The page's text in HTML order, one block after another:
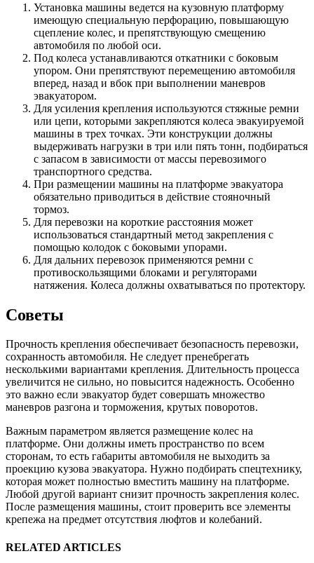
Установка машины ведется на кузовную платформу
имеющую специальную перфорацию, повышающую
сцепление колес, и препятствующую смещению
автомобиля по любой оси.
Под колеса устанавливаются откатники с боковым
упором. Они препятствуют перемещению автомобиля
вперед, назад и вбок при выполнении маневров
эвакуатором.
Для усиления крепления используются стяжные ремни
или цепи, которыми закрепляются колеса эвакуируемой
машины в трех точках. Эти конструкции должны
выдерживать нагрузки в три или пять тонн, подбираться
с запасом в зависимости от массы перевозимого
транспортного средства.
При размещении машины на платформе эвакуатора
обязательно приводиться в действие стояночный
тормоз.
Для перевозки на короткие расстояния может
использоваться стандартный метод закрепления с
помощью колодок с боковыми упорами.
Для дальних перевозок применяются ремни с
противоскользящими блоками и регуляторами
натяжения. Колеса должны охватываться по протектору.
Советы
Прочность крепления обеспечивает безопасность перевозки,
сохранность автомобиля. Не следует пренебрегать
несколькими вариантами крепления. Длительность процесса
увеличится не сильно, но повысится надежность. Особенно
это важно если эвакуатор будет совершать множество
маневров разгона и торможения, крутых поворотов.
Важным параметром является размещение колес на
платформе. Они должны иметь пространство по всем
сторонам, то есть габариты автомобиля не выходить за
проекцию кузова эвакуатора. Нужно подбирать спецтехнику,
которая может полностью вместить машину на платформе.
Любой другой вариант снизит прочность закрепления колес.
После размещения машины, стоит проверить все элементы
крепежа на предмет отсутствия люфтов и колебаний.
RELATED ARTICLES